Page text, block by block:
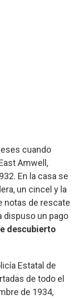
cuando
Amwell,
En la casa se
un cincel y la
notas de rescate
dispuso un pago
descubierto
Estatal de
de todo el
de 1934,